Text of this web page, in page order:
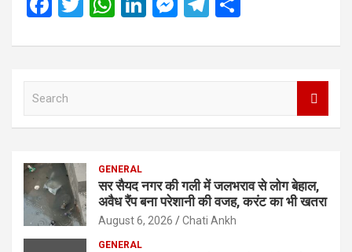
ce
o
o
k
tt at
p
ke se
er
e
m
ar
h
GENERAL
सर सैयद नगर की गली में जलभराव से लोग बेहाल,
अवैध रैंप बना परेशानी की वजह, करंट का भी खतरा
August 6, 2026 Chati Ankh
GENERAL